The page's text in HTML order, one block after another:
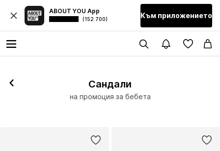
ABOUT YOU App
(152 700) Към приложението
Сандали
на промоция за бебета